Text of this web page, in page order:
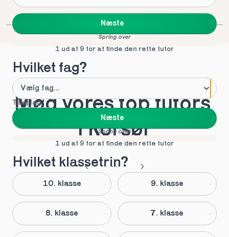
Næste
Spring over
1 ud af 9 for at finde den rette tutor
Hvilket fag?
Tilføj fag
Næste
Spring over
1 ud af 9 for at finde den rette tutor
Hvilket klassetrin?
10. klasse 9. klasse
8. klasse 7. klasse
Mød vores top tutors
i Korsør